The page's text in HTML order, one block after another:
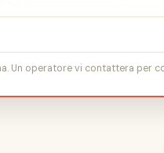
Un operatore vi contattera per